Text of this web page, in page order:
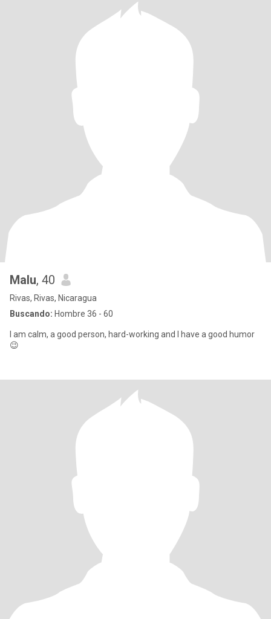
Malu, 40
Rivas, Rivas, Nicaragua
Buscando: Hombre 36 - 60
I am calm, a good person, hard-working and I have a good humor
😉